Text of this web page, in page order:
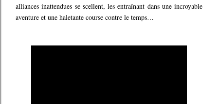
alliances inattendues se scellent, les entraînant dans une incroyable
aventure et une haletante course contre le temps…